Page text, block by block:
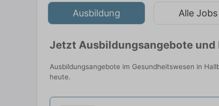
Ausbildung Alle Jobs
Jetzt Ausbildungsangebote
Ausbildungsangebote im Gesundheitswesen in
heute.